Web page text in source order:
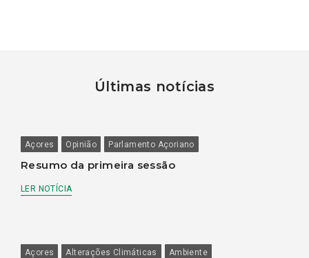
Últimas notícias
Açores Opinião Parlamento Açoriano
Resumo da primeira sessão
LER NOTÍCIA
Açores Alterações Climáticas Ambiente